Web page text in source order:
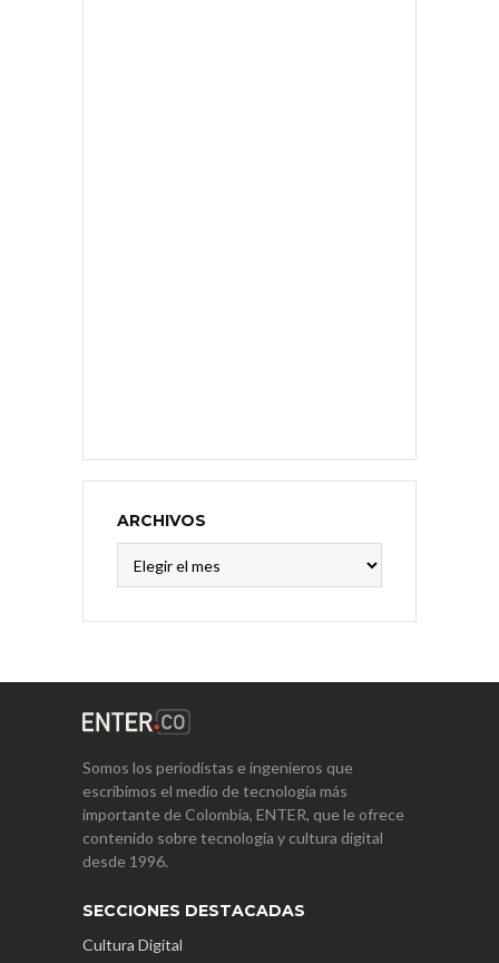
ARCHIVOS
Somos los periodistas e ingenieros que
escribimos el medio de tecnología más
importante de Colombia, ENTER, que le ofrece
contenido sobre tecnología y cultura digital
desde 1996.
SECCIONES DESTACADAS
Cultura Digital